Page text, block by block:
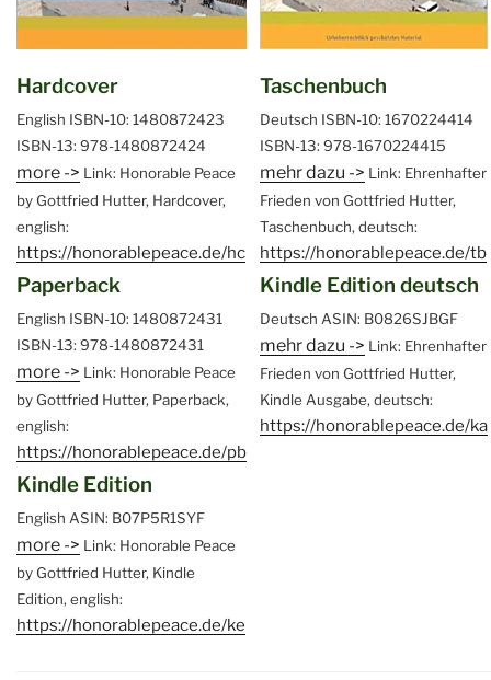
Hardcover
English ISBN-10: 1480872423
ISBN-13: 978-1480872424
more -> Link: Honorable Peace
by Gottfried Hutter, Hardcover,
english:
https://honorablepeace.de/hc
Paperback
English ISBN-10: 1480872431
ISBN-13: 978-1480872431
more -> Link: Honorable Peace
by Gottfried Hutter, Paperback,
english:
https://honorablepeace.de/pb
Kindle Edition
English ASIN: B07P5R1SYF
more -> Link: Honorable Peace
by Gottfried Hutter, Kindle
Edition, english:
https://honorablepeace.de/ke
Taschenbuch
Deutsch ISBN-10: 1670224414
ISBN-13: 978-1670224415
mehr dazu -> Link: Ehrenhafter
Frieden von Gottfried Hutter,
Taschenbuch, deutsch:
https://honorablepeace.de/tb
Kindle Edition deutsch
Deutsch ASIN: B0826SJBGF
mehr dazu -> Link: Ehrenhafter
Frieden von Gottfried Hutter,
Kindle Ausgabe, deutsch:
https://honorablepeace.de/ka